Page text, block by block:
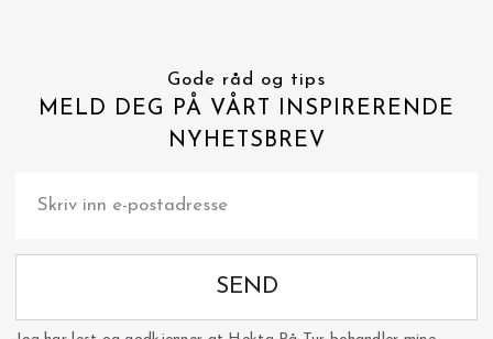
Gode råd og tips
MELD DEG PÅ VÅRT INSPIRERENDE
NYHETSBREV
SEND